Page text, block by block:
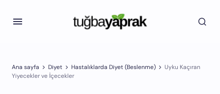
Ana sayfa Diyet Hastalıklarda Diyet (Beslenme)
Uyku Kaçıran
Yiyecekler ve İçecekler